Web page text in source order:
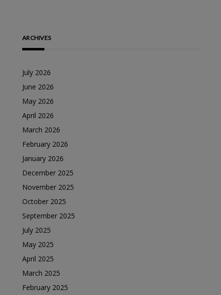
ARCHIVES
July 2026
June 2026
May 2026
April 2026
March 2026
February 2026
January 2026
December 2025
November 2025
October 2025
September 2025
July 2025
May 2025
April 2025
March 2025
February 2025